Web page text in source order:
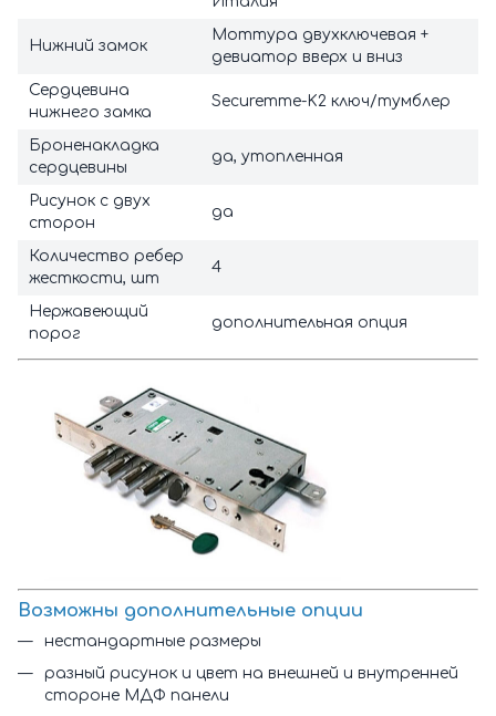
Нижний замок
Моттура двухключевая +
девиатор вверх и вниз
Сердцевина
нижнего замка
Securemme-K2 ключ/тумблер
Броненакладка
сердцевины
да, утопленная
Рисунок с двух
сторон
да
Количество ребер
жесткости, шт
4
Нержавеющий
порог
дополнительная опция
Возможны дополнительные опции
нестандартные размеры
разный рисунок и цвет на внешней и внутренней
стороне МДФ панели